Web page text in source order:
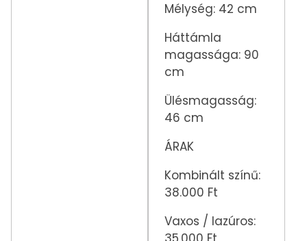
Mélység: 42 cm
Háttámla
magassága: 90
cm
Ülésmagasság:
46 cm
ÁRAK
Kombinált színű:
38.000 Ft
Vaxos / lazúros: